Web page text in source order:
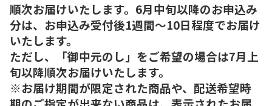
順次お届けいたします。6月中旬以降のお申込み
分は、お申込み受付後1週間～10日程度でお届け
いたします。
ただし、「御中元のし」をご希望の場合は7月上
旬以降順次お届けいたします。
※お届け期間が限定された商品や、配送希望時